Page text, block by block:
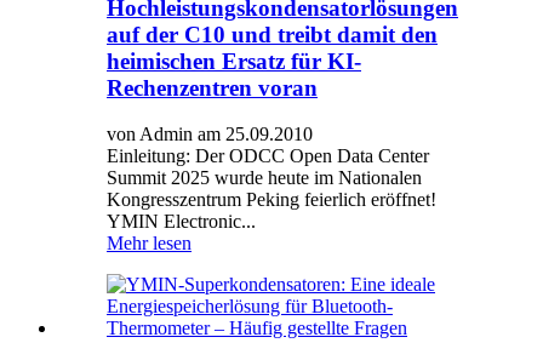
Hochleistungskondensatorlösungen
auf der C10 und treibt damit den
heimischen Ersatz für KI-
Rechenzentren voran
von Admin am 25.09.2010
Einleitung: Der ODCC Open Data Center
Summit 2025 wurde heute im Nationalen
Kongresszentrum Peking feierlich eröffnet!
YMIN Electronic...
Mehr lesen